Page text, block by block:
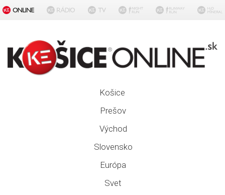
Košice
Prešov
Východ
Slovensko
Európa
Svet